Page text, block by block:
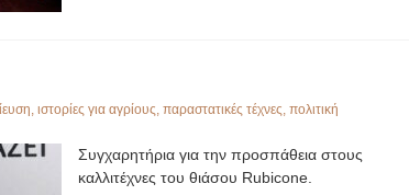
ιστορίες για αγρίους παραστατικές τέχνες πολιτική
Συγχαρητήρια για την προσπάθεια στους
καλλιτέχνες του θιάσου Rubicone.